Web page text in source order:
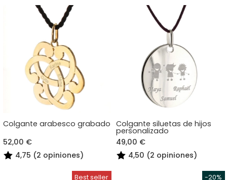
Colgante arabesco grabado
52,00 €
4,75 (2 opiniones)
Colgante siluetas de hijos
personalizado
49,00 €
4,50 (2 opiniones)